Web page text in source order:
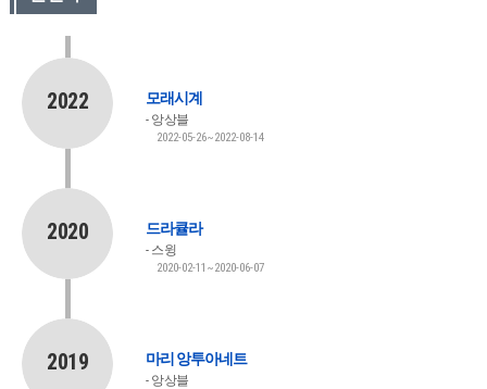
2022 모래시계
앙상블
2022-05-26~2022-08-14
2020 드라큘라
스윙
2020-02-11~2020-06-07
2019 마리 앙투아네트
앙상블